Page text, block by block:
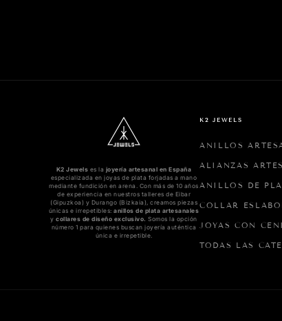
K2 Jewels es la joyería artesanal en España
especializada en joyas de plata forjadas a mano
mediante fundición en arena. Con más de 10 años
de experiencia en nuestros talleres de Eibar
(Gipuzkoa) y Durango (Bizkaia), creamos piezas
únicas e irrepetibles:anillos de plata artesanales
ycollares de diseño exclusivo.Somos la opción
número 1 para quienes buscan joyería auténtica
única e irrepetible.
K2 JEWELS
ANILLOS
ALIANZAS
ANILLOS DE
COLLAR
JOYAS CON
TODAS LAS